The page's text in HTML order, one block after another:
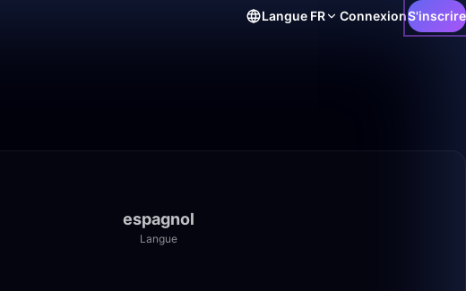
Langue FR ConnexionS'inscrire
espagnol
Langue